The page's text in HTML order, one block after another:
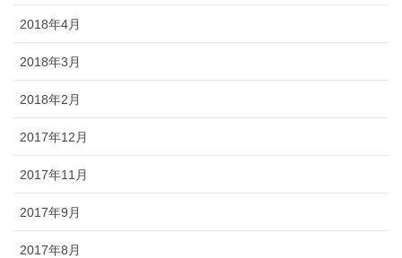
2018年4月
2018年3月
2018年2月
2017年12月
2017年11月
2017年9月
2017年8月